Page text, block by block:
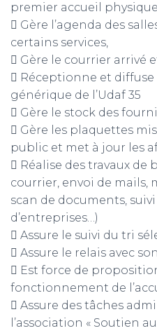
premier accueil
 Gère l’agenda des
certains services,
 Gère le courrier arrivé
 Réceptionne et diffuse
générique de l’Udaf 35
 Gère le stock des
 Gère les plaquettes
public et met à jour les
 Réalise des travaux de
courrier, envoi de mails,
scan de documents,
d’entreprises…)
 Assure le suivi du tri
 Assure le relais avec
 Est force de
fonctionnement de
 Assure des tâches
l’association « Soutien